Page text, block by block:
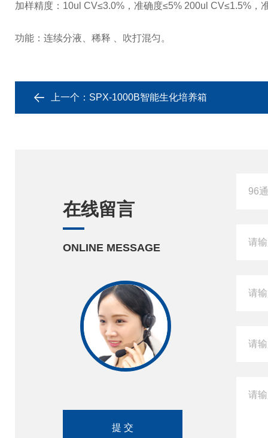
加样精度：10ul CV≤3.0% ，准确度≤5% 200ul CV≤1.5% ，
功能：连续分液、稀释 、吹打混匀。
上一个： SPX-1000B智能生化培养箱
在线留言
ONLINE MESSAGE